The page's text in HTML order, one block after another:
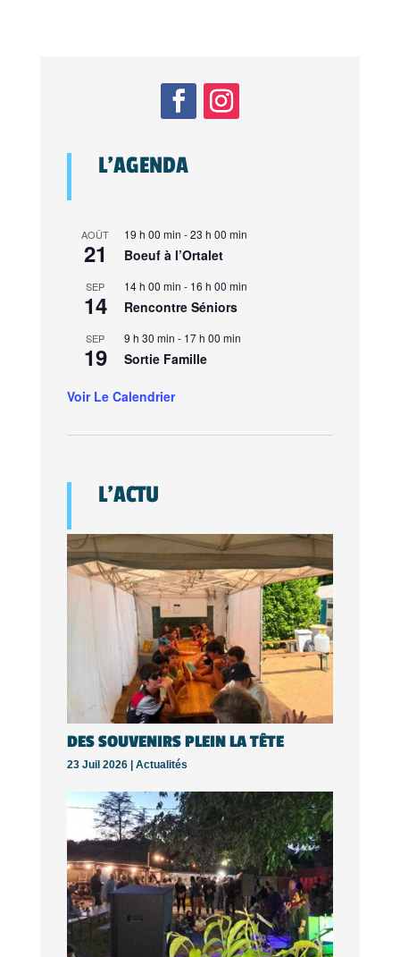
L’AGENDA
AOÛT
21
19 h 00 min -23 h 00 min
Boeuf à l’Ortalet
SEP
14
14 h 00 min - 16 h 00 min
Rencontre Séniors
SEP
19
9 h 30 min - 17 h 00 min
Sortie Famille
Voir Le Calendrier
L’ACTU
DES SOUVENIRS PLEIN LA TÊTE
23 Juil 2026 | Actualités